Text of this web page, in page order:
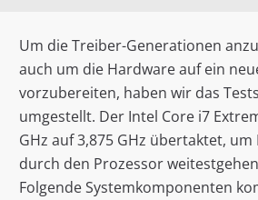
Um die Treiber-Generationen
auch um die Hardware auf ein
vorzubereiten, haben wir das
umgestellt. Der Intel Core i7
GHz auf 3,875 GHz übertaktet,
durch den Prozessor
Folgende Systemkomponenten